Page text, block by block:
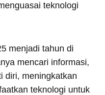
teknologi
menjadi tahun di
mencari informasi,
diri, meningkatkan
teknologi untuk